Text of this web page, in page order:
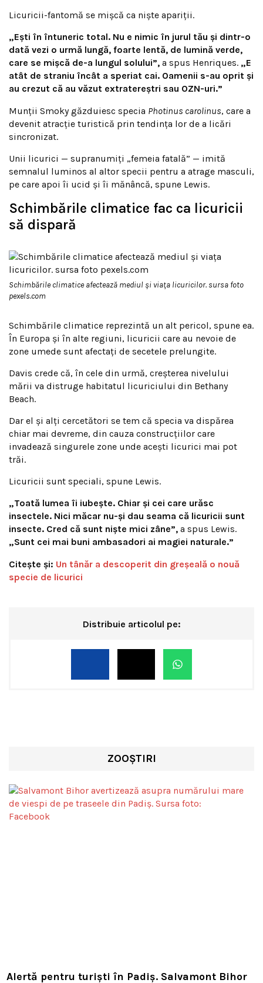
Licuricii-fantomă se mișcă ca niște apariții.
„Ești în întuneric total. Nu e nimic în jurul tău și dintr-o
dată vezi o urmă lungă, foarte lentă, de lumină verde,
care se mișcă de-a lungul solului”, a spus Henriques. „E
atât de straniu încât a speriat cai. Oamenii s-au oprit și
au crezut că au văzut extratereștri sau OZN-uri.”
Munții Smoky găzduiesc specia Photinus carolinus, care a
devenit atracție turistică prin tendința lor de a licări
sincronizat.
Unii licurici — supranumiți „femeia fatală” — imită
semnalul luminos al altor specii pentru a atrage masculi,
pe care apoi îi ucid și îi mănâncă, spune Lewis.
Schimbările climatice fac ca licuricii
să dispară
Schimbările climatice afectează mediul și viața licuricilor. sursa foto
pexels.com
Schimbările climatice reprezintă un alt pericol, spune ea.
În Europa și în alte regiuni, licuricii care au nevoie de
zone umede sunt afectați de secetele prelungite.
Davis crede că, în cele din urmă, creșterea nivelului
mării va distruge habitatul licuriciului din Bethany
Beach.
Dar el și alți cercetători se tem că specia va dispărea
chiar mai devreme, din cauza construcțiilor care
invadează singurele zone unde acești licurici mai pot
trăi.
Licuricii sunt speciali, spune Lewis.
„Toată lumea îi iubește. Chiar și cei care urăsc
insectele. Nici măcar nu-și dau seama că licuricii sunt
insecte. Cred că sunt niște mici zâne”, a spus Lewis.
„Sunt cei mai buni ambasadori ai magiei naturale.”
Citește și: Un tânăr a descoperit din greşeală o nouă
specie de licurici
Distribuie articolul pe:
ZOOȘTIRI
Alertă pentru turiști în Padiș. Salvamont Bihor